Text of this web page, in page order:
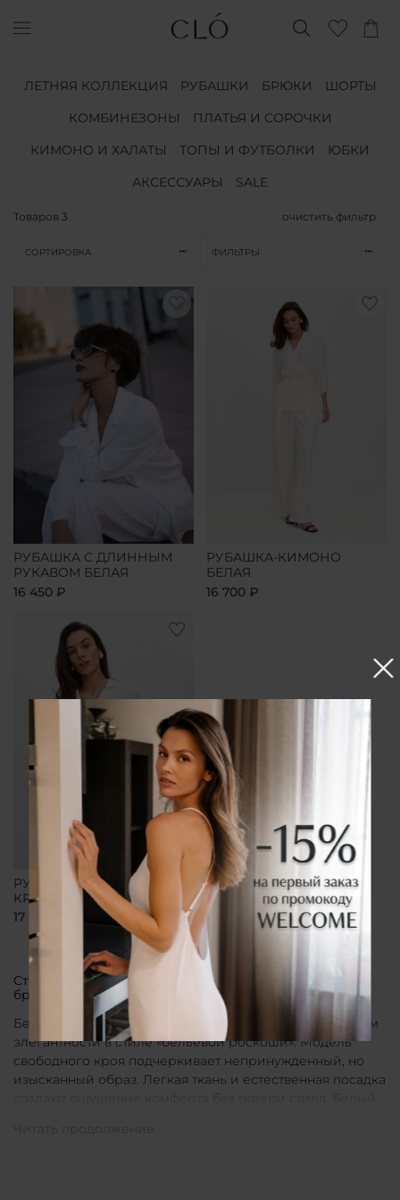
ЛЕТНЯЯ КОЛЛЕКЦИЯ РУБАШКИ БРЮКИ
ШОРТЫ
КОМБИНЕЗОНЫ
ПЛАТЬЯ И СОРОЧКИ
КИМОНО И ХАЛАТЫ
ТОПЫ И ФУТБОЛКИ
ЮБКИ
АКСЕССУАРЫ
SALE
Товаров 3 очистить фильтр
СОРТИРОВКА ФИЛЬТРЫ
РУБАШКА С ДЛИННЫМ
РУКАВОМ БЕЛАЯ
16 450 ₽
РУБАШКА-КИМОНО
БЕЛАЯ
16 700 ₽
РУБАШКА СВОБОДНОГО
КРОЯ БЕЛАЯ
17 800 ₽
Стильные рубашки в актуальном белом цвете от
бренда CLÓ
Белые рубашки от бренда CLÓ являются воплощением
элегантности в стиле «бельевой роскоши». Модель
свободного кроя подчеркивает непринужденный, но
изысканный образ. Легкая ткань и естественная посадка
создают ощущение комфорта без потери стиля. Белый